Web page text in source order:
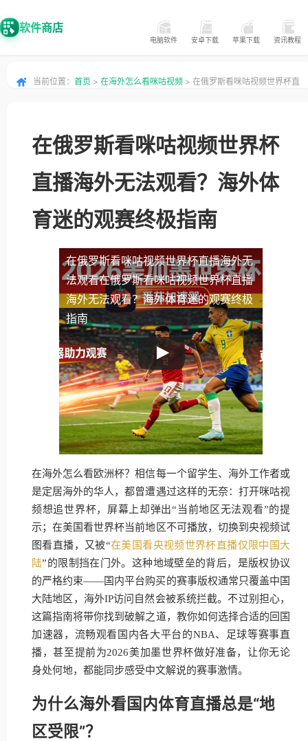
软件商店
电脑软件 安卓下载 苹果下载 资讯教程
当前位置： 首页 > 在海外怎么看咪咕视频 > 在俄罗斯看咪咕视频世界杯直
在俄罗斯看咪咕视频世界杯
直播海外无法观看？海外体
育迷的观赛终极指南
在俄罗斯看咪咕视频世界杯直播海外无
法观看在俄罗斯看咪咕视频世界杯直播
海外无法观看？海外体育迷的观赛终极
指南
在海外怎么看欧洲杯？相信每一个留学生、海外工作者或
是定居海外的华人，都曾遭遇过这样的无奈：打开咪咕视
频想追世界杯，屏幕上却弹出“当前地区无法观看”的提
示；在美国看世界杯当前地区不可播放，切换到央视频试
图看直播，又被“在美国看央视频世界杯直播仅限中国大
陆”的限制挡在门外。这种地域壁垒的背后，是版权协议
的严格约束——国内平台购买的赛事版权通常只覆盖中国
大陆地区，海外IP访问自然会被系统拦截。不过别担心，
这篇指南将带你找到破解之道，教你如何选择合适的回国
加速器，流畅观看国内各大平台的NBA、足球等赛事直
播，甚至提前为2026美加墨世界杯做好准备，让你无论
身处何地，都能同步感受中文解说的赛事激情。
为什么海外看国内体育直播总是“地
区受限”？